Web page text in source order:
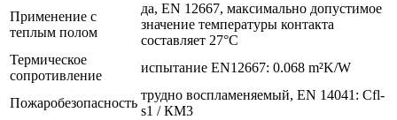
Применение с
теплым полом
да, EN 12667, максимально допустимое
значение температуры контакта
составляет 27°С
Термическое
сопротивление
испытание EN12667: 0.068 m²K/W
Пожаробезопасность
трудно воспламеняемый, EN 14041: Cfl-
s1 / КМ3